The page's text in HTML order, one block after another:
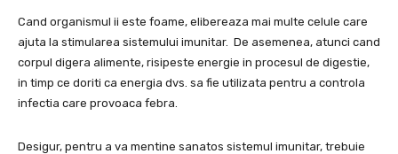
Cand organismul ii este foame, elibereaza mai multe celule care
ajuta la stimularea sistemului imunitar. De asemenea, atunci cand
corpul digera alimente, risipeste energie in procesul de digestie,
in timp ce doriti ca energia dvs. sa fie utilizata pentru a controla
infectia care provoaca febra.
Desigur, pentru a va mentine sanatos sistemul imunitar, trebuie